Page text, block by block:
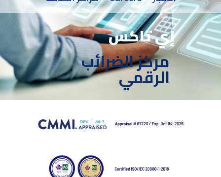
إي تاكس
مركز الضرائب
الرقمي